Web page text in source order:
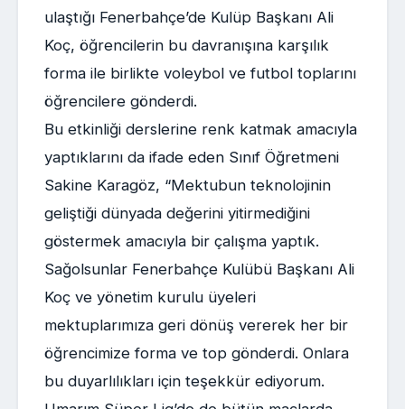
ulaştığı Fenerbahçe’de Kulüp Başkanı Ali
Koç, öğrencilerin bu davranışına karşılık
forma ile birlikte voleybol ve futbol toplarını
öğrencilere gönderdi.
Bu etkinliği derslerine renk katmak amacıyla
yaptıklarını da ifade eden Sınıf Öğretmeni
Sakine Karagöz, “Mektubun teknolojinin
geliştiği dünyada değerini yitirmediğini
göstermek amacıyla bir çalışma yaptık.
Sağolsunlar Fenerbahçe Kulübü Başkanı Ali
Koç ve yönetim kurulu üyeleri
mektuplarımıza geri dönüş vererek her bir
öğrencimize forma ve top gönderdi. Onlara
bu duyarlılıkları için teşekkür ediyorum.